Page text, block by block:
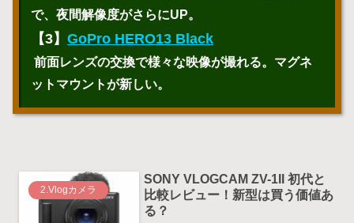
で、夜間解像度がさらにUP。
【3】 GoPro HERO13 Black
前面レンズの交換で様々な映像が撮れる。マグネ
ットマウントが新しい。
2.Vlogカメラ
SONY VLOGCAM ZV-1II 初代と
比較レビュー！新型は買う価値あ
る？